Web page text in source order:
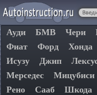
Ауди БМВ Чери
Фиат
Форд Хонда
Исузу
Джип
Мерседес
Мицубиси
Рено
Сааб Шкода